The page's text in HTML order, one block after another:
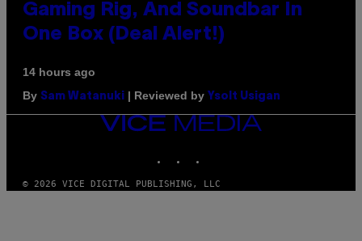
Gaming Rig, And Soundbar In
One Box (Deal Alert!)
14 hours ago
By Sam Watanuki | Reviewed by Ysolt Usigan
VICE
MEDIA
© 2026 VICE DIGITAL PUBLISHING, LLC